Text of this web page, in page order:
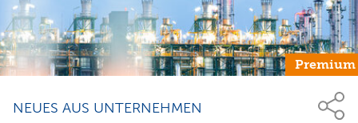
Premium
NEUES AUS UNTERNEHMEN